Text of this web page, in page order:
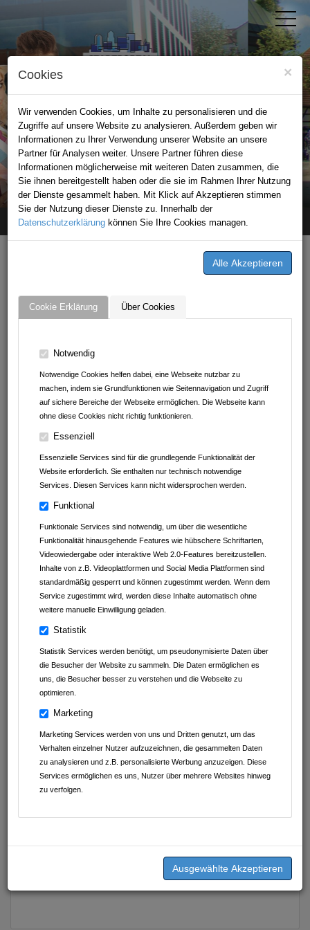
×
Cookies
Wir verwenden Cookies, um Inhalte zu personalisieren und die
Zugriffe auf unsere Website zu analysieren. Außerdem geben wir
Informationen zu Ihrer Verwendung unserer Website an unsere
Partner für Analysen weiter. Unsere Partner führen diese
Informationen möglicherweise mit weiteren Daten zusammen, die
Sie ihnen bereitgestellt haben oder die sie im Rahmen Ihrer Nutzung
der Dienste gesammelt haben. Mit Klick auf Akzeptieren stimmen
Sie der Nutzung dieser Dienste zu. Innerhalb der
Datenschutzerklärung können Sie Ihre Cookies managen.
Cookie Erklärung Über Cookies
Notwendig
Notwendige Cookies helfen dabei, eine Webseite nutzbar zu
machen, indem sie Grundfunktionen wie Seitennavigation und Zugriff
auf sichere Bereiche der Webseite ermöglichen. Die Webseite kann
ohne diese Cookies nicht richtig funktionieren.
Essenziell
Essenzielle Services sind für die grundlegende Funktionalität der
Website erforderlich. Sie enthalten nur technisch notwendige
Services. Diesen Services kann nicht widersprochen werden.
Funktional
Funktionale Services sind notwendig, um über die wesentliche
Funktionalität hinausgehende Features wie hübschere Schriftarten,
Videowiedergabe oder interaktive Web 2.0-Features bereitzustellen.
Inhalte von z.B. Videoplattformen und Social Media Plattformen sind
standardmäßig gesperrt und können zugestimmt werden. Wenn dem
Service zugestimmt wird, werden diese Inhalte automatisch ohne
weitere manuelle Einwilligung geladen.
Statistik
Statistik Services werden benötigt, um pseudonymisierte Daten über
die Besucher der Website zu sammeln. Die Daten ermöglichen es
uns, die Besucher besser zu verstehen und die Webseite zu
optimieren.
Marketing
Marketing Services werden von uns und Dritten genutzt, um das
Verhalten einzelner Nutzer aufzuzeichnen, die gesammelten Daten
zu analysieren und z.B. personalisierte Werbung anzuzeigen. Diese
Services ermöglichen es uns, Nutzer über mehrere Websites hinweg
zu verfolgen.
STADTPORTAL LEINGARTEN
Home unternehmen Eckert Fliesen GmbH
Marktstr. 16
Brackenheim
info@eckert-fliesen.de
Carmen Fischer